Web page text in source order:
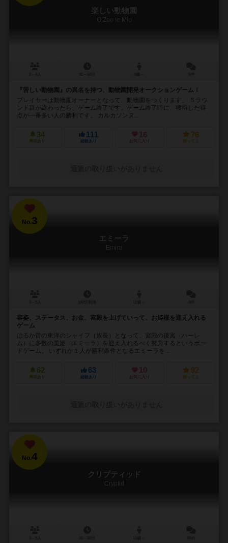
楽しい動物園
O Zoo le Mio
『苦しい動物園』の異名を持つ、動物園開発オークションゲーム！
プレイヤーは動物園オーナーとなって、動物園をつくります。 ５ラウ
ンド目が終わったら、ゲーム終了です。ゲーム終了時に、獲得した得
点が一番多い人の勝利です。 カルカソンヌ...
34
興味あり
111
経験あり
16
お気に入り
76
持ってる
No.3
エミーラ
Emira
容姿、ステータス、お金、宮殿を上げていって、お姫様を迎え入れる
ゲーム
はるか昔の東洋のシャイフ（族長）となって、宮殿の後宮（ハーレ
ム）に多数の美姫（エミーラ）を迎え入れるべく努力するというボー
ドゲーム。 いずれか１人が勝利条件となるエミーラを...
62
興味あり
63
経験あり
10
お気に入り
92
持ってる
No.4
クリプティッド
Cryptid